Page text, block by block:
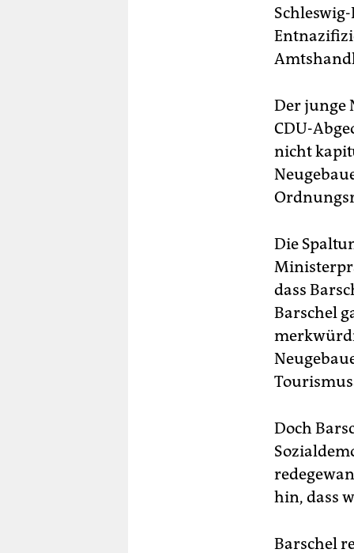
Der junge
CDU-
nicht
Die
dass
Barschel
Doch
hin, dass
Barschel